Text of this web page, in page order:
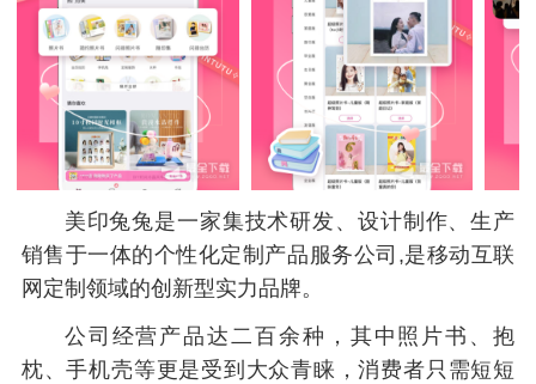
美印兔兔是一家集技术研发、设计制作、生产
销售于一体的个性化定制产品服务公司,是移动互联
网定制领域的创新型实力品牌。
公司经营产品达二百余种，其中照片书、抱
枕、手机壳等更是受到大众青睐，消费者只需短短